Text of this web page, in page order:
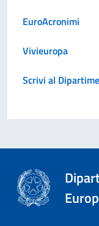
EuroAcronimi
Vivieuropa
Scrivi al